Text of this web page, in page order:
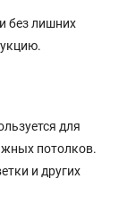
без лишних
для
потолков.
и других